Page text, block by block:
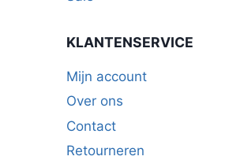
KLANTENSERVICE
Mijn account
Over ons
Contact
Retourneren